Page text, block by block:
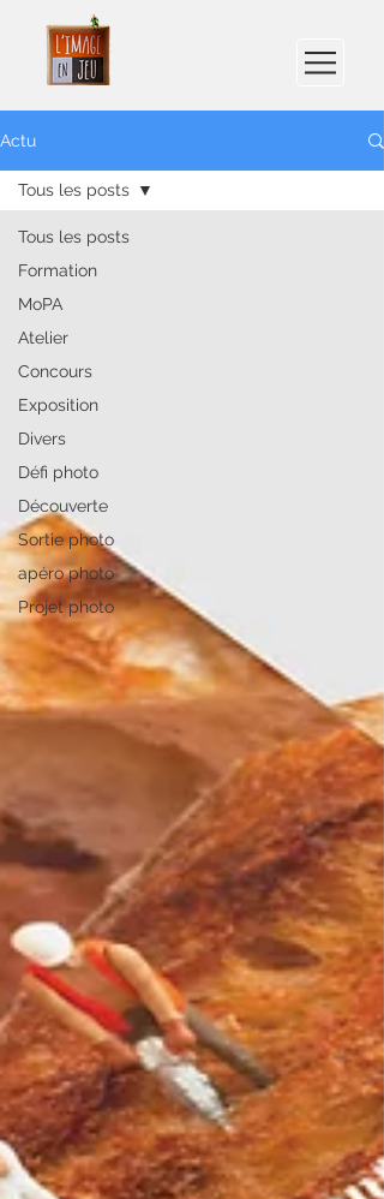
Actu
Tous les posts
Formation
MoPA
Atelier
Concours
Exposition
Divers
Défi photo
Découverte
Sortie photo
apéro photo
Projet photo
Tous les posts